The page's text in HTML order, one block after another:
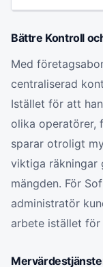
Bättre Kontroll
Med
centraliserad
Istället för att
olika operatörer,
sparar otroligt
viktiga räkningar
mängden. För
administratör
arbete istället